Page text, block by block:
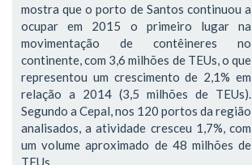
mostra que o porto de Santos continuou a
ocupar em 2015 o primeiro lugar na
movimentação de contêineres no
continente, com 3,6 milhões de TEUs, o que
representou um crescimento de 2,1% em
relação a 2014 (3,5 milhões de TEUs).
Segundo a Cepal, nos 120 portos da região
analisados, a atividade cresceu 1,7%, com
um volume aproximado de 48 milhões de
TEUs.